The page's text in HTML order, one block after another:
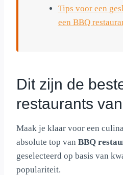
Tips voor een
een BBQ
Dit zijn de
restaurants
Maak je klaar voor een
absolute top van BBQ
geselecteerd op basis van
populariteit.